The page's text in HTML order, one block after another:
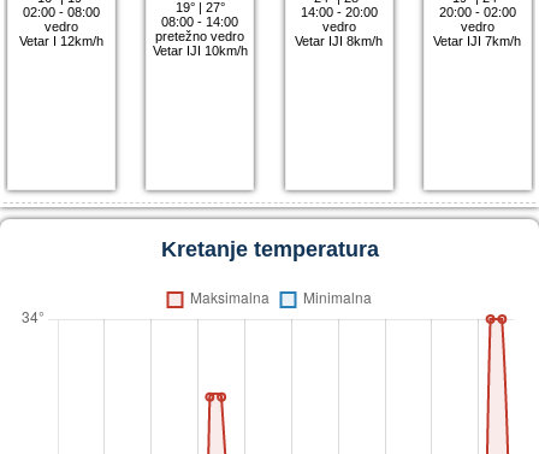
02:00 - 08:00
vedro
Vetar I 12km/h
19°| 27°
08:00 - 14:00
pretežno vedro
Vetar IJI 10km/h
14:00 - 20:00
vedro
Vetar IJI 8km/h
20:00 - 02:00
vedro
Vetar IJI 7km/h
Kretanje temperatura